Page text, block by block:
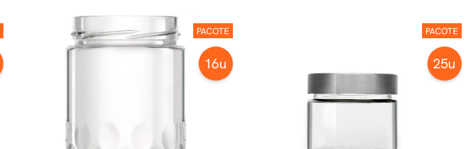
PACOTE
16u
PACOTE
25u